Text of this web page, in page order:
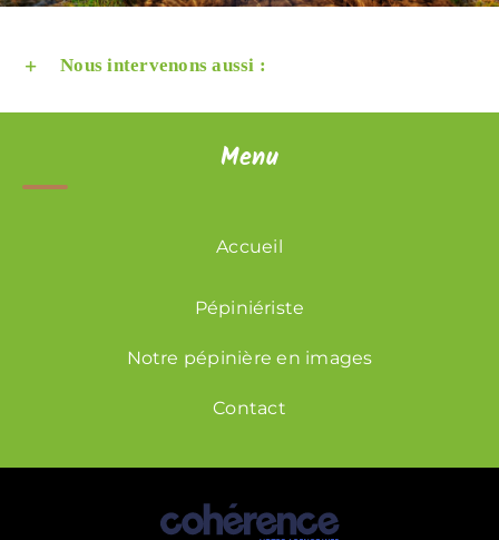
Nous intervenons aussi :
Menu
Accueil
Pépiniériste
Notre pépinière en images
Contact